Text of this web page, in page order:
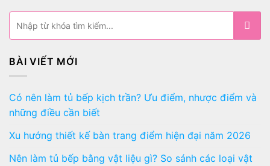
BÀI VIẾT MỚI
Có nên làm tủ bếp kịch trần? Ưu điểm, nhược điểm và
những điều cần biết
Xu hướng thiết kế bàn trang điểm hiện đại năm 2026
Nên làm tủ bếp bằng vật liệu gì? So sánh các loại vật